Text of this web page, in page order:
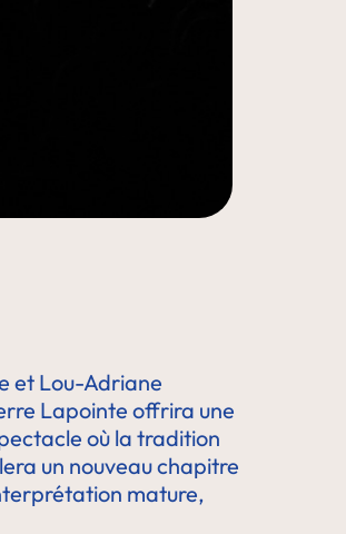
et Lou-Adriane
Lapointe offrira une
où la tradition
un nouveau chapitre
mature,